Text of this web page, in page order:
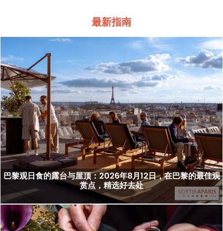
最新指南
巴黎观日食的露台与屋顶：2026年8月12日，在巴黎的最佳观
赏点，精选好去处